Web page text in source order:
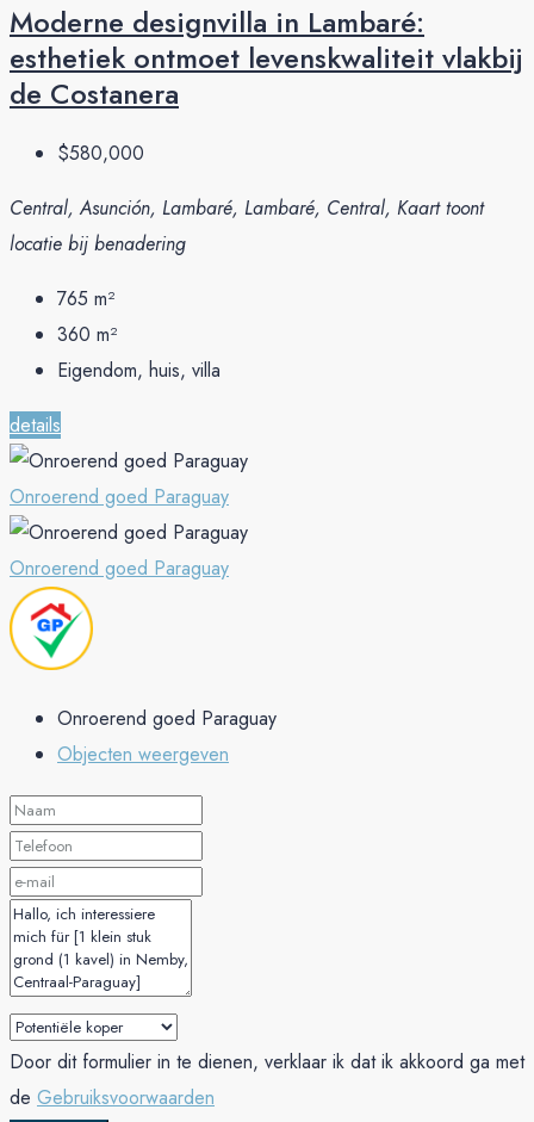
Moderne designvilla in Lambaré:
esthetiek ontmoet levenskwaliteit vlakbij
de Costanera
$580,000
Central, Asunción, Lambaré, Lambaré, Central, Kaart toont
locatie bij benadering
765 m²
360 m²
Eigendom, huis, villa
details
Onroerend goed Paraguay
Onroerend goed Paraguay
Onroerend goed Paraguay
Objecten weergeven
Door dit formulier in te dienen, verklaar ik dat ik akkoord ga met
de Gebruiksvoorwaarden